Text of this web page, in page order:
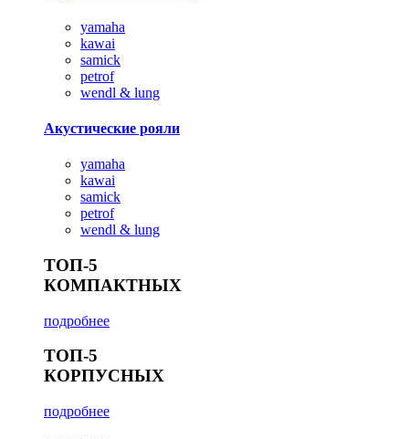
yamaha
kawai
samick
petrof
wendl & lung
Акустические рояли
yamaha
kawai
samick
petrof
wendl & lung
ТОП-5
КОМПАКТНЫХ
подробнее
ТОП-5
КОРПУСНЫХ
подробнее